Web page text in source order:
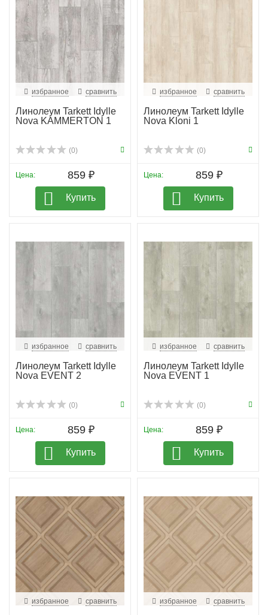
избранное сравнить
Линолеум Tarkett Idylle
Nova KAMMERTON 1
(0)
Цена: 859 ₽
Купить
избранное сравнить
Линолеум Tarkett Idylle
Nova Kloni 1
(0)
Цена: 859 ₽
Купить
избранное сравнить
Линолеум Tarkett Idylle
Nova EVENT 2
(0)
Цена: 859 ₽
Купить
избранное сравнить
Линолеум Tarkett Idylle
Nova EVENT 1
(0)
Цена: 859 ₽
Купить
избранное сравнить избранное сравнить